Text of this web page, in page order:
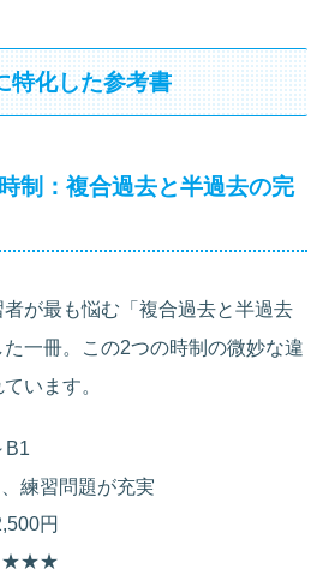
特化した参考書
制：複合過去と半過去の完
が最も悩む「複合過去と半過去
一冊。この2つの時制の微妙な違
います。
B1
練習問題が充実
円